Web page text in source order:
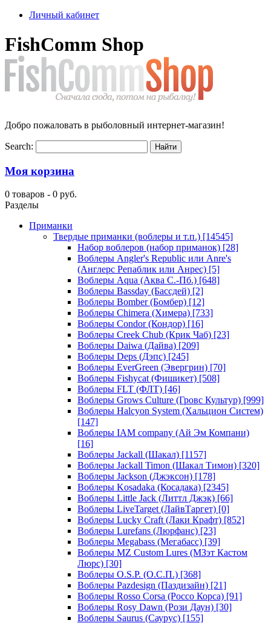
Личный кабинет
FishComm Shop
Добро пожаловать в рыболовный интернет-магазин!
Search:
Моя корзина
0 товаров - 0 руб.
Разделы
Приманки
Твердые приманки (воблеры и т.п.) [14545]
Набор воблеров (набор приманок) [28]
Воблеры Angler's Republic или Anre's
(Англерс Репаблик или Анрес) [5]
Воблеры Aqua (Аква С.-Пб.) [648]
Воблеры Bassday (Бассдей) [2]
Воблеры Bomber (Бомбер) [12]
Воблеры Chimera (Химера) [733]
Воблеры Condor (Кондор) [16]
Воблеры Creek Chub (Крик Чаб) [23]
Воблеры Daiwa (Дайва) [209]
Воблеры Deps (Дэпс) [245]
Воблеры EverGreen (Эвергрин) [70]
Воблеры Fishycat (Фишикет) [508]
Воблеры FLT (ФЛТ) [46]
Воблеры Grows Culture (Гровс Культур) [999]
Воблеры Halcyon System (Хальцион Систем)
[147]
Воблеры IAM company (Ай Эм Компани)
[16]
Воблеры Jackall (Шакал) [1157]
Воблеры Jackall Timon (Шакал Тимон) [320]
Воблеры Jackson (Джэксон) [178]
Воблеры Kosadaka (Косадака) [2345]
Воблеры Little Jack (Литтл Джэк) [66]
Воблеры LiveTarget (ЛайвТаргет) [0]
Воблеры Lucky Craft (Лаки Крафт) [852]
Воблеры Lurefans (Люрфанс) [23]
Воблеры Megabass (Мегабасс) [39]
Воблеры MZ Custom Lures (МЗэт Кастом
Люрс) [30]
Воблеры O.S.P. (О.С.П.) [368]
Воблеры Pazdesign (Паздизайн) [21]
Воблеры Rosso Corsa (Россо Корса) [91]
Воблеры Rosy Dawn (Рози Даун) [30]
Воблеры Saurus (Саурус) [155]